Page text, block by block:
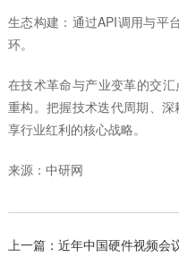
生态构建：通过API调用与平
环。
在技术革命与产业变革的交
重构。把握技术迭代周期、
享行业红利的核心战略。
来源：中研网
上一篇： 近年中国硬件视频会